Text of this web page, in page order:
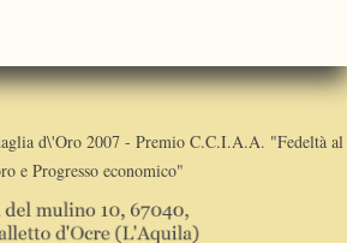
d\'Oro 2007 - Premio C.C.I.A.A. "Fedeltà al
e Progresso economico"